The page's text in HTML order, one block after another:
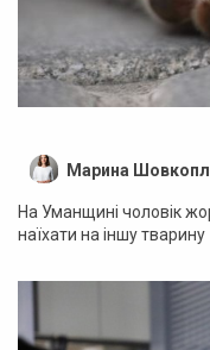
Марина
На Уманщині чоловік
наїхати на іншу тварину